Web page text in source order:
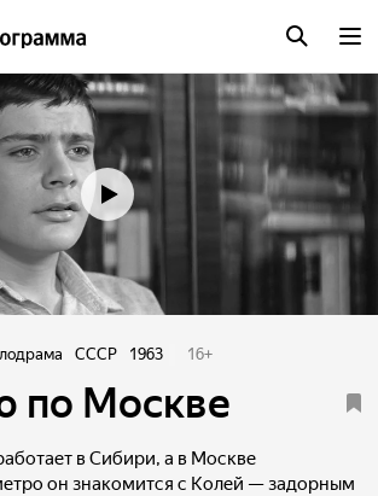
СССР 1963 16+
по Москве
в Сибири, а в Москве
он знакомится с Колей — задорным